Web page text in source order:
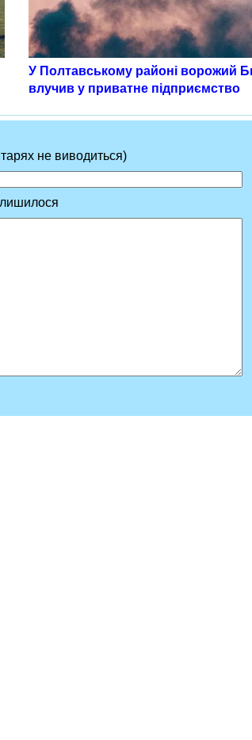
У Полтавському районі ворожий
влучив у приватне підприємство
не виводиться)